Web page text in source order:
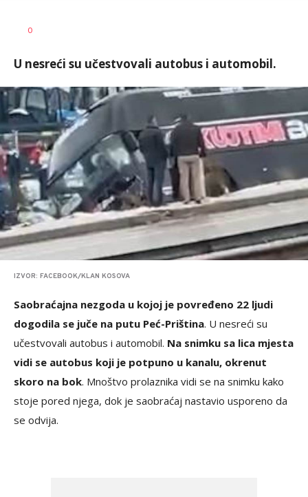
AUTOR
0
U nesreći su učestvovali autobus i automobil.
IZVOR: FACEBOOK/KLAN KOSOVA
Saobraćajna nezgoda u kojoj je povređeno 22 ljudi
dogodila se juče na putu Peć-Priština. U nesreći su
učestvovali autobus i automobil. Na snimku sa lica mjesta
vidi se autobus koji je potpuno u kanalu, okrenut
skoro na bok. Mnoštvo prolaznika vidi se na snimku kako
stoje pored njega, dok je saobraćaj nastavio usporeno da
se odvija.